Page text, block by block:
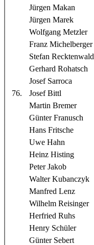
Jürgen Makan
Jürgen Marek
Wolfgang Metzler
Franz Michelberger
Stefan Recktenwald
Gerhard Rohatsch
Josef Sarroca
76.
Josef Bittl
Martin Bremer
Günter Franusch
Hans Fritsche
Uwe Hahn
Heinz Histing
Peter Jakob
Walter Kubanczyk
Manfred Lenz
Wilhelm Reisinger
Herfried Ruhs
Henry Schüler
Günter Sebert